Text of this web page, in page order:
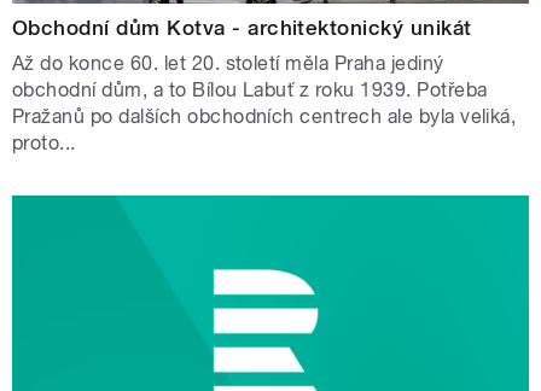
Obchodní dům Kotva - architektonický unikát
Až do konce 60. let 20. století měla Praha jediný
obchodní dům, a to Bílou Labuť z roku 1939. Potřeba
Pražanů po dalších obchodních centrech ale byla veliká,
proto...